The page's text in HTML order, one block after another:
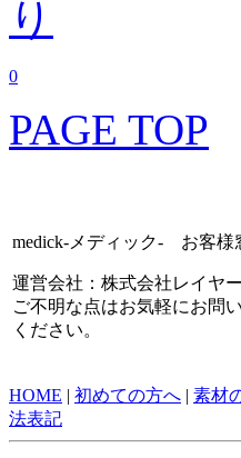
0
PAGE TOP
medick-メディック- お客様
運営会社：株式会社レイヤ
ご不明な点はお気軽にお問
ください。
HOME | 初めての方へ | 素材
法表記